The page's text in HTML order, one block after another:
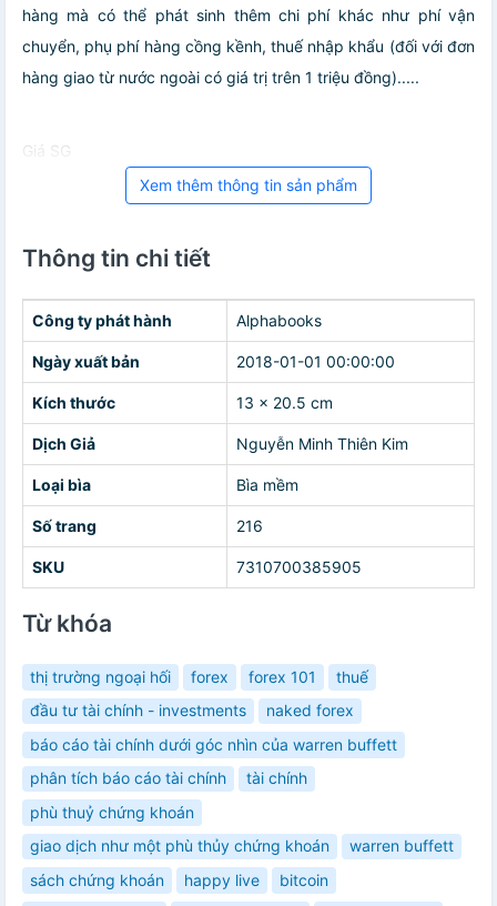
hàng mà có thể phát sinh thêm chi phí khác như phí vận
chuyển, phụ phí hàng cồng kềnh, thuế nhập khẩu (đối với đơn
hàng giao từ nước ngoài có giá trị trên 1 triệu đồng).....
Giá SG
Xem thêm thông tin sản phẩm
Thông tin chi tiết
Công ty phát hành Alphabooks
Ngày xuất bản 2018-01-01 00:00:00
Kích thước 13 x 20.5 cm
Dịch Giả Nguyễn Minh Thiên Kim
Loại bìa Bìa mềm
Số trang 216
SKU 7310700385905
Từ khóa
thị trường ngoại hối forex forex 101
thuế
đầu tư tài chính - investments
naked forex
báo cáo tài chính dưới góc nhìn của warren buffett
phân tích báo cáo tài chính
tài chính
phù thuỷ chứng khoán
giao dịch như một phù thủy chứng khoán
warren buffett
sách chứng khoán
happy live
bitcoin